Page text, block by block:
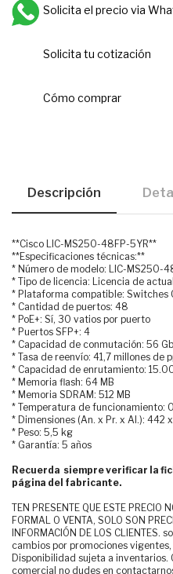
Solicita el precio via
Solicita tu cotización
Cómo comprar
Descripción
**Cisco LIC-MS250-48FP-5YR**
**Especificaciones técnicas:**
* Número de modelo: LIC-MS250-
* Tipo de licencia: Licencia de
* Plataforma compatible: Switches
* Cantidad de puertos: 48
* PoE+: Sí, 30 vatios por puerto
* Puertos SFP+: 4
* Capacidad de conmutación: 56
* Tasa de reenvío: 41,7 millones de
* Capacidad de enrutamiento:
* Memoria flash: 64 MB
* Memoria SDRAM: 512 MB
* Temperatura de funcionamiento:
* Dimensiones (An. x Pr. x Al.): 442
* Peso: 5,5 kg
* Garantía: 5 años
Recuerda siempre verificar la
página del fabricante.
TEN PRESENTE QUE ESTE PRECIO
FORMAL O VENTA, SOLO SON
INFORMACIÓN DE LOS
cambios por promociones
Disponibilidad sujeta a
comercial no dudes en